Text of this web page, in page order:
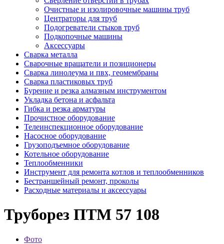
Очистные и изолировочные машины труб
Центраторы для труб
Подогреватели стыков труб
Подкопочные машины
Аксессуары
Сварка металла
Сварочные вращатели и позиционеры
Сварка линолеума и пвх, геомембраны
Сварка пластиковых труб
Бурение и резка алмазным инструментом
Укладка бетона и асфальта
Гибка и резка арматуры
Прочистное оборудование
Телеинспекционное оборудование
Насосное оборудование
Грузоподъемное оборудование
Котельное оборудование
Теплообменники
Инструмент для ремонта котлов и теплообменников
Бестраншейный ремонт, проколы
Расходные материалы и аксессуары
Труборез ПТМ 57 108
Фото